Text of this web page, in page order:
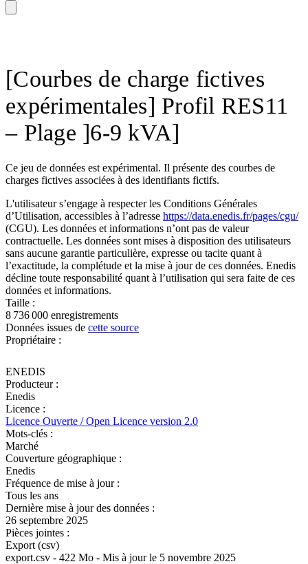
[Courbes de charge fictives
expérimentales] Profil RES11
– Plage ]6-9 kVA]
Ce jeu de données est expérimental. Il présente des courbes de
charges fictives associées à des identifiants fictifs.
L'utilisateur s’engage à respecter les Conditions Générales
d’Utilisation, accessibles à l’adresse https://data.enedis.fr/pages/cgu/
(CGU). Les données et informations n’ont pas de valeur
contractuelle. Les données sont mises à disposition des utilisateurs
sans aucune garantie particulière, expresse ou tacite quant à
l’exactitude, la complétude et la mise à jour de ces données. Enedis
décline toute responsabilité quant à l’utilisation qui sera faite de ces
données et informations.
Taille :
8 736 000 enregistrements
Données issues de cette source
Propriétaire :
ENEDIS
Producteur :
Enedis
Licence :
Licence Ouverte / Open Licence version 2.0
Mots-clés :
Marché
Couverture géographique :
Enedis
Fréquence de mise à jour :
Tous les ans
Dernière mise à jour des données :
26 septembre 2025
Pièces jointes :
Export (csv)
export.csv - 422 Mo - Mis à jour le 5 novembre 2025